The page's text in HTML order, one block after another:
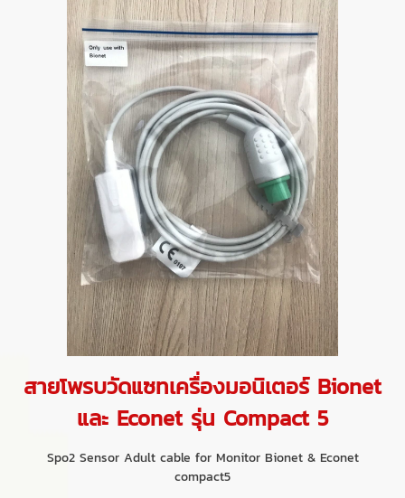
สายโพรบวัดแซทเครื่องมอนิเตอร์ Bionet
และ Econet รุ่น Compact 5
Spo2 Sensor Adult cable for Monitor Bionet & Econet
compact5